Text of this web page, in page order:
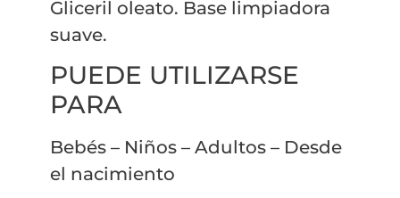
Gliceril oleato. Base limpiadora
suave.
PUEDE UTILIZARSE
PARA
Bebés – Niños – Adultos – Desde
el nacimiento